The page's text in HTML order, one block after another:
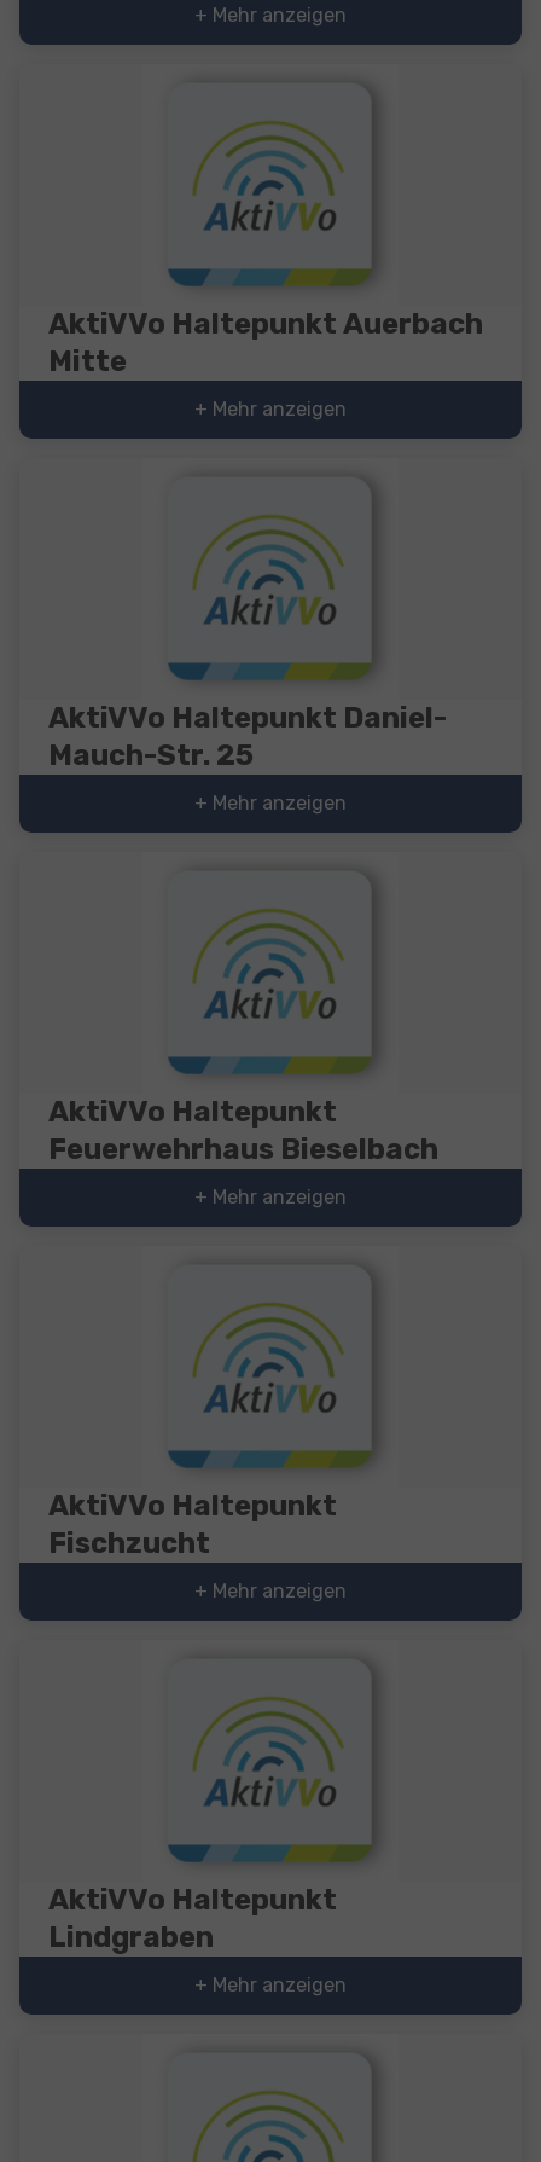
+ Mehr anzeigen
AktiVVo Haltepunkt Auerbach
Mitte
+ Mehr anzeigen
AktiVVo Haltepunkt Daniel-
Mauch-Str. 25
+ Mehr anzeigen
AktiVVo Haltepunkt
Feuerwehrhaus Bieselbach
+ Mehr anzeigen
AktiVVo Haltepunkt
Fischzucht
+ Mehr anzeigen
AktiVVo Haltepunkt
Lindgraben
+ Mehr anzeigen